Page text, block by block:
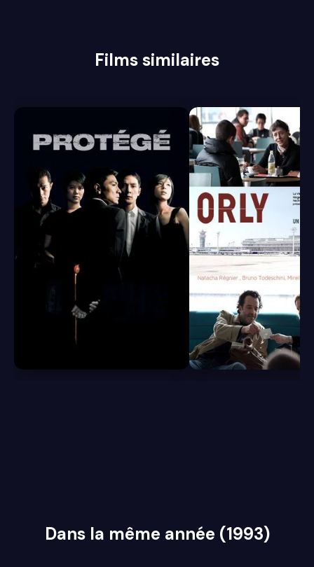
Films similaires
6.5
Dans la même année (1993)